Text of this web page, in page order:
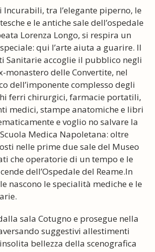
tra l’elegante piperno, le
e le antiche sale dell’ospedale
Lorenza Longo, si respira un
qui l’arte aiuta a guarire. Il
Sanitarie accoglie il pubblico negli
monastero delle Convertite, nel
dell’imponente complesso degli
ferri chirurgici, farmacie portatili,
medici, stampe anatomiche e libri
e voglio no salvare la
Medica Napoletana: oltre
nelle prime due sale del Museo
che operatorie di un tempo e le
dell’Ospedale del Reame.In
nascono le specialità mediche e le
sala Cotugno e prosegue nella
suggestivi allestimenti
bellezza della scenografica